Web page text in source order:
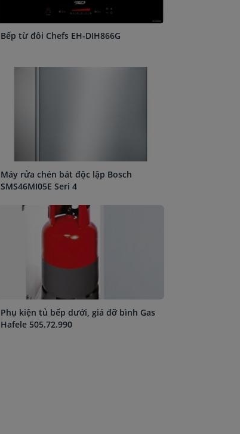
Bếp từ đôi Chefs EH-DIH866G
Máy rửa chén bát độc lập Bosch
SMS46MI05E Seri 4
Phụ kiện tủ bếp dưới, giá đỡ bình Gas
Hafele 505.72.990